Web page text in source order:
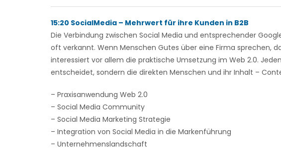
15:20 SocialMedia – Mehrwert für ihre Kunden in B2B
Die Verbindung zwischen Social Media und entsprechender
oft verkannt. Wenn Menschen Gutes über eine Firma sprechen,
interessiert vor allem die praktische Umsetzung im Web 2.0.
entscheidet, sondern die direkten Menschen und ihr Inhalt –
– Praxisanwendung Web 2.0
– Social Media Community
– Social Media Marketing Strategie
– Integration von Social Media in die Markenführung
– Unternehmenslandschaft